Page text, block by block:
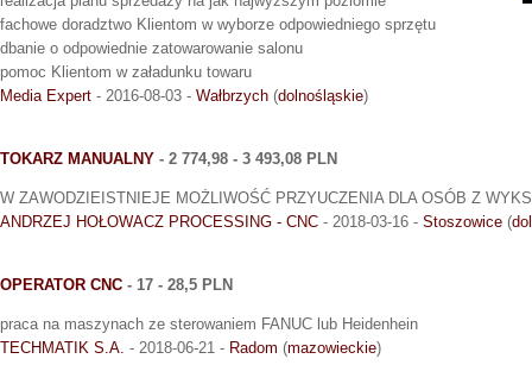
fachowe doradztwo Klientom w wyborze odpowiedniego sprzętu
dbanie o odpowiednie zatowarowanie salonu
pomoc Klientom w załadunku towaru
Media Expert - 2016-08-03 - Wałbrzych (dolnośląskie)
TOKARZ MANUALNY - 2 774,98 - 3 493,08 PLN
W ZAWODZIEISTNIEJE MOŻLIWOŚĆ PRZYUCZENIA DLA OSÓB Z
ANDRZEJ HOŁOWACZ PROCESSING - CNC - 2018-03-16 - Stoszowice (
OPERATOR CNC - 17 - 28,5 PLN
praca na maszynach ze sterowaniem FANUC lub Heidenhein
TECHMATIK S.A. - 2018-06-21 - Radom (mazowieckie)